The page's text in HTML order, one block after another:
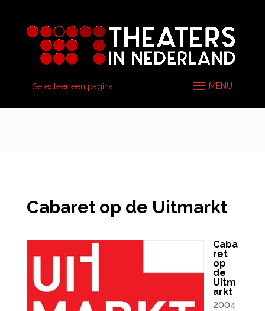
Selecteer een pagina
Cabaret op de Uitmarkt
Caba
ret
op
de
Uitm
arkt
2004